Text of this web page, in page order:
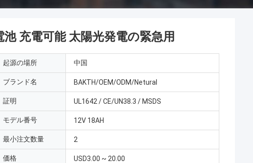
充電可能 太陽光発電の緊急用
起源の場所 中国
ブランド名 BAKTH/OEM/ODM/Netural
証明 UL1642 / CE/UN38.3 / MSDS
モデル番号 12V 18AH
最小注文数量 2
価格 USD3.00 ~ 20.00